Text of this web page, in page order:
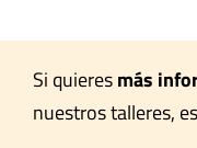
Si quieresmás
nuestros talleres,